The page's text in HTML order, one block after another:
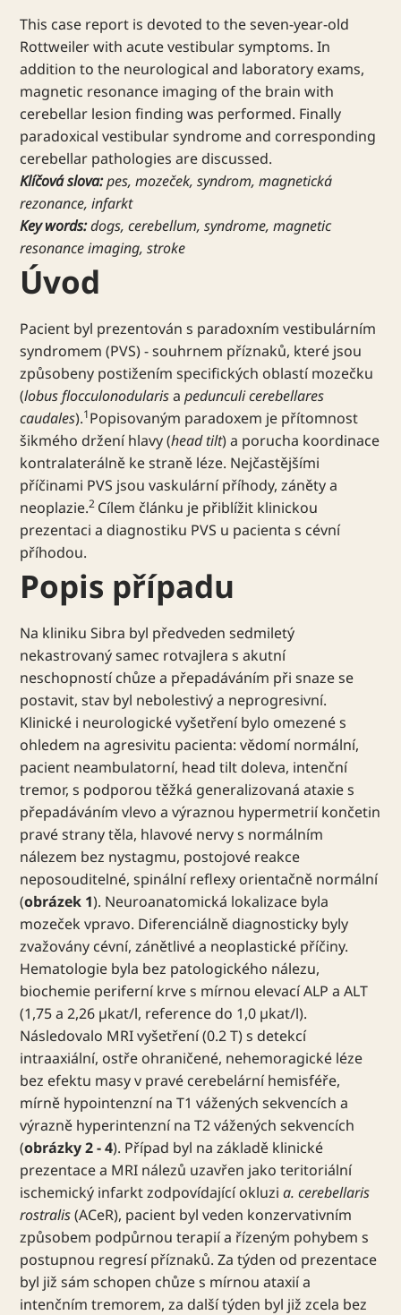
This case report is devoted to the seven-year-old
Rottweiler with acute vestibular symptoms. In
addition to the neurological and laboratory exams,
magnetic resonance imaging of the brain with
cerebellar lesion finding was performed. Finally
paradoxical vestibular syndrome and corresponding
cerebellar pathologies are discussed.
Klíčová slova:pes, mozeček, syndrom, magnetická
rezonance, infarkt
Key words:dogs, cerebellum, syndrome, magnetic
resonance imaging, stroke
Úvod
Pacient byl prezentován s paradoxním vestibulárním
syndromem (PVS) - souhrnem příznaků, které jsou
způsobeny postižením specifických oblastí mozečku
(lobus flocculonodularisapedunculi cerebellares
caudales).1Popisovaným paradoxem je přítomnost
šikmého držení hlavy (head tilt) a porucha koordinace
kontralaterálně ke straně léze. Nejčastějšími
příčinami PVS jsou vaskulární příhody, záněty a
neoplazie.2 Cílem článku je přiblížit klinickou
prezentaci a diagnostiku PVS u pacienta s cévní
příhodou.
Popis případu
Na kliniku Sibra byl předveden sedmiletý
nekastrovaný samec rotvajlera s akutní
neschopností chůze a přepadáváním při snaze se
postavit, stav byl nebolestivý a neprogresivní.
Klinické i neurologické vyšetření bylo omezené s
ohledem na agresivitu pacienta: vědomí normální,
pacient neambulatorní, head tilt doleva, intenční
tremor, s podporou těžká generalizovaná ataxie s
přepadáváním vlevo a výraznou hypermetrií končetin
pravé strany těla, hlavové nervy s normálním
nálezem bez nystagmu, postojové reakce
neposouditelné, spinální reflexy orientačně normální
(obrázek 1). Neuroanatomická lokalizace byla
mozeček vpravo. Diferenciálně diagnosticky byly
zvažovány cévní, zánětlivé a neoplastické příčiny.
Hematologie byla bez patologického nálezu,
biochemie periferní krve s mírnou elevací ALP a ALT
(1,75 a 2,26 µkat/l, reference do 1,0 µkat/l).
Následovalo MRI vyšetření (0.2 T) s detekcí
intraaxiální, ostře ohraničené, nehemoragické léze
bez efektu masy v pravé cerebelární hemisféře,
mírně hypointenzní na T1 vážených sekvencích a
výrazně hyperintenzní na T2 vážených sekvencích
(obrázky 2 - 4). Případ byl na základě klinické
prezentace a MRI nálezů uzavřen jako teritoriální
ischemický infarkt zodpovídající okluzia. cerebellaris
rostralis(ACeR), pacient byl veden konzervativním
způsobem podpůrnou terapií a řízeným pohybem s
postupnou regresí příznaků. Za týden od prezentace
byl již sám schopen chůze s mírnou ataxií a
intenčním tremorem, za další týden byl již zcela bez